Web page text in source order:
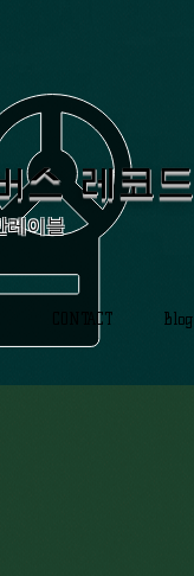
스 레코드
레이블
CONTACT Blog